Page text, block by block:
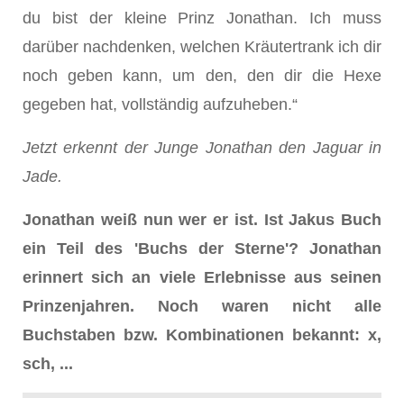
du bist der kleine Prinz Jonathan. Ich muss
darüber nachdenken, welchen Kräutertrank ich dir
noch geben kann, um den, den dir die Hexe
gegeben hat, vollständig aufzuheben.“
Jetzt erkennt der Junge Jonathan den Jaguar in
Jade.
Jonathan weiß nun wer er ist. Ist Jakus Buch
ein Teil des 'Buchs der Sterne'? Jonathan
erinnert sich an viele Erlebnisse aus seinen
Prinzenjahren. Noch waren nicht alle
Buchstaben bzw. Kombinationen bekannt: x,
sch, ...